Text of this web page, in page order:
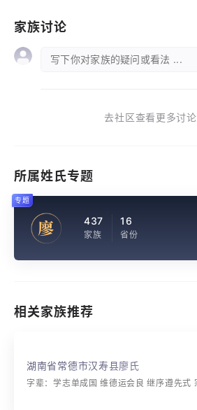
家族讨论
写下你对家族的疑问或看法 ...
去社区查看更多讨论
所属姓氏专题
廖 437
家族
16
省份
专题
相关家族推荐
湖南省常德市汉寿县廖氏